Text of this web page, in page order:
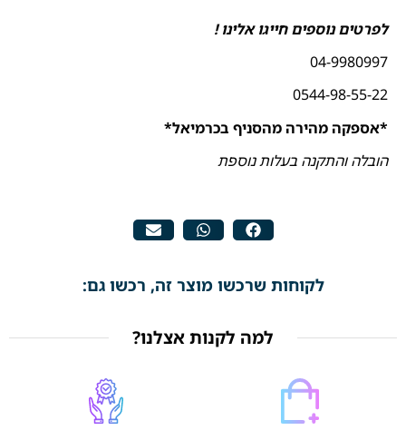
לפרטים נוספים חייגו אלינו !
04-9980997
0544-98-55-22
*אספקה מהירה מהסניף בכרמיאל*
הובלה והתקנה בעלות נוספת
לקוחות שרכשו מוצר זה, רכשו גם:
למה לקנות אצלנו?